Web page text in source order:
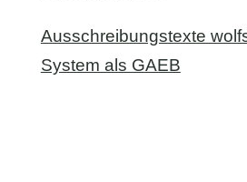
Ausschreibungstexte
System als GAEB